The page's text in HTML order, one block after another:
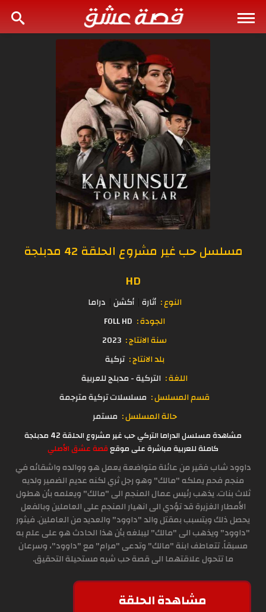
مسلسل حب غير مشروع الحلقة 42 مدبلجة
HD
النوع : أثارة أكشن دراما
الجودة : FOLL HD
سنة الانتاج : 2023
بلد الانتاج : تركية
اللغة : التركية - مدبلج للعربية
قسم المسلسل : مسلسلات تركية مترجمة
حالة المسلسل : مستمر
مشاهدة مسلسل الدراما التركي حب غير مشروع الحلقة 42 مدبلجة
كاملة للعربية مباشرة على موقعقصة عشق الأصلي
داوود شاب فقير من عائلة متواضعة يعمل هو ووالده واشقائه في
منجم فحم يملكه "مالك" وهو رجل ثري لكنه عديم الضمير ولديه
ثلاث بنات. يذهب رئيس عمال المنجم الى "مالك" ويعلمه بأن هطول
الأمطار الغزيرة قد تؤدي الى انهيار المنجم على العاملين وبالفعل
يحصل ذلك ويتسبب بمقتل والد "داوود" والعديد من العاملين. فيثور
"داوود" ويذهب الى "مالك" ليبلغه بأن هذا الحادث هو على علم به
مسبقاً. تتعاطف ابنة "مالك" وتدعى "مرام" مع "داوود"، وسرعان
ما تتحول علاقتهما الى قصة حب شبه مستحيلة التحقيق.
مشاهدة الحلقة